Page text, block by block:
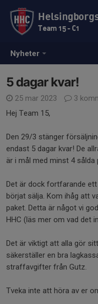
Nyheter
Team 15 - C1
5 dagar kvar!
25 mar 2023
3
Hej Team 15,
Den 29/3 stänger
endast 5 dagar kvar! De
är i mål med minst 4
Det är dock fortfarande
börjat sälja. Kom ihåg att
paket. Detta är något vi
HHC (läs mer om vad det
Det är viktigt att alla gör
säkerställer en bra
straffavgifter från Gutz.
Tveka inte att höra av er